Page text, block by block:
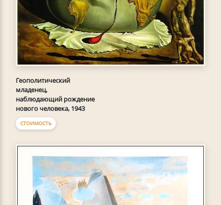
Геополитический
младенец,
наблюдающий рождение
нового человека, 1943
СТОИМОСТЬ